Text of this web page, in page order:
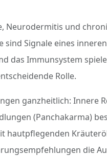
Neurodermitis und
Signale eines
das Immunsystem
Rolle.
ganzheitlich: Innere
(Panchakarma)
hautpflegenden
die